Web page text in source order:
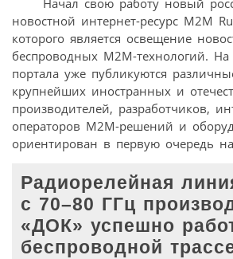
Начал свою работу новый
новостной интернет-ресурс M2M
которого является освещение
беспроводных М2М-технологий. На
портала уже публикуются
крупнейших иностранных и
производителей, разработчиков,
операторов М2М-решений и
ориентирован в первую очередь
Радиорелейная
с 70–80 ГГц
«ДОК» успешно
беспроводной